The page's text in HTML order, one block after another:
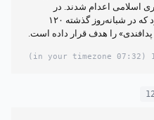
اسلامی اعدام شدند. در
تحولی دیگر ارتش اسرائیل اعلام کرد که در شبانه‌روز گذشته ۱۲۰
را هدف قرار داده است.
(07:32 in your timezone)